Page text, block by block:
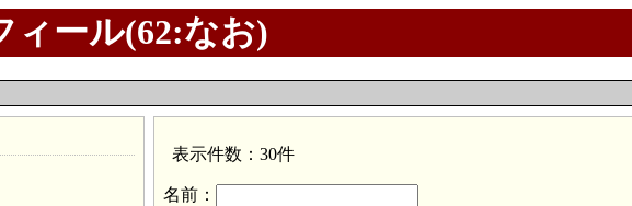
ール(62:なお)
表示件数：30件
名前：